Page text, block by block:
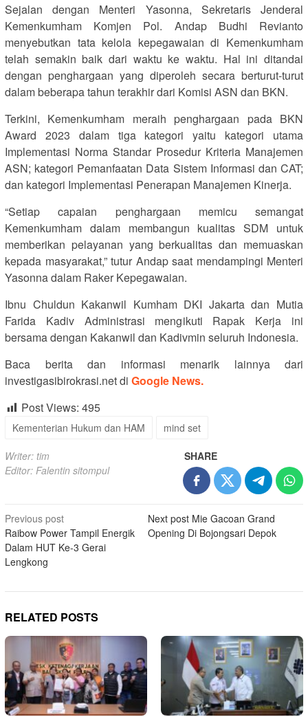
Sejalan dengan Menteri Yasonna, Sekretaris Jenderal
Kemenkumham Komjen Pol. Andap Budhi Revianto
menyebutkan tata kelola kepegawaian di Kemenkumham
telah semakin baik dari waktu ke waktu. Hal ini ditandai
dengan penghargaan yang diperoleh secara berturut-turut
dalam beberapa tahun terakhir dari Komisi ASN dan BKN.
Terkini, Kemenkumham meraih penghargaan pada BKN
Award 2023 dalam tiga kategori yaitu kategori utama
Implementasi Norma Standar Prosedur Kriteria Manajemen
ASN; kategori Pemanfaatan Data Sistem Informasi dan CAT;
dan kategori Implementasi Penerapan Manajemen Kinerja.
“Setiap capaian penghargaan memicu semangat
Kemenkumham dalam membangun kualitas SDM untuk
memberikan pelayanan yang berkualitas dan memuaskan
kepada masyarakat,” tutur Andap saat mendampingi Menteri
Yasonna dalam Raker Kepegawaian.
Ibnu Chuldun Kakanwil Kumham DKI Jakarta dan Mutia
Farida Kadiv Administrasi mengikuti Rapak Kerja ini
bersama dengan Kakanwil dan Kadivmin seluruh Indonesia.
Baca berita dan informasi menarik lainnya dari
investigasibirokrasi.net di Google News.
Post Views: 495
Kementerian Hukum dan HAM mind set
Writer: tim
Editor: Falentin sitompul
SHARE
Post
navigation
Previous post
Raibow Power Tampil Energik
Dalam HUT Ke-3 Gerai
Lengkong
Next post Mie Gacoan Grand
Opening Di Bojongsari Depok
RELATED POSTS